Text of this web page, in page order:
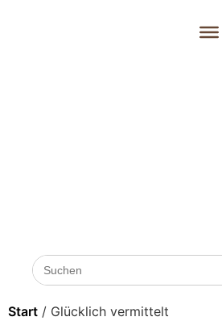
Search
for:
Start / Glücklich vermittelt